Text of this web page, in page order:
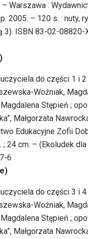
– Warszawa :
2005. – 120 s. : nuty,
ISBN 83-02-08820-
do części 1 i 2
Woźniak,
Stępień ;
Małgorzata
Edukacyjne Zofii
; 24 cm. – (Ekoludek
6
do części 3 i 4
Woźniak,
Stępień ;
Małgorzata